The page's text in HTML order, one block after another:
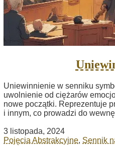
Uniewinnienie w senniku
uwolnienie od ciężarów
nowe początki. Reprezentuje
i innym, co prowadzi do
3 listopada, 2024
Pojęcia Abstrakcyjne, Sennik